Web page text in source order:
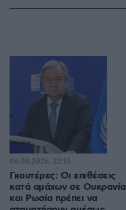
Γκουτέρες: Οι επιθέσεις
κατά αμάχων σε Ουκρανία
και Ρωσία πρέπει να
06.08.2026, 22:10